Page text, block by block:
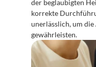
der beglaubigten
korrekte
unerlässlich, um
gewährleisten.